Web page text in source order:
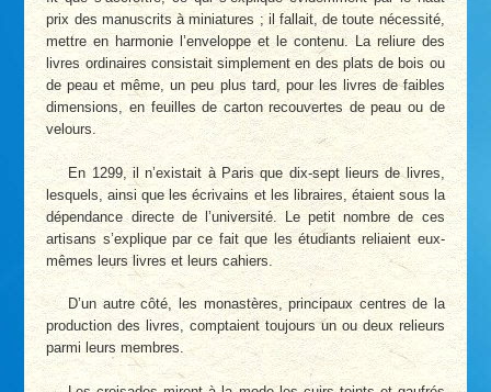
prix des manuscrits à miniatures ; il fallait, de toute nécessité,
mettre en harmonie l’enveloppe et le contenu. La reliure des
livres ordinaires consistait simplement en des plats de bois ou
de peau et même, un peu plus tard, pour les livres de faibles
dimensions, en feuilles de carton recouvertes de peau ou de
velours.
En 1299, il n’existait à Paris que dix-sept lieurs de livres,
lesquels, ainsi que les écrivains et les libraires, étaient sous la
dépendance directe de l’université. Le petit nombre de ces
artisans s’explique par ce fait que les étudiants reliaient eux-
mêmes leurs livres et leurs cahiers.
D’un autre côté, les monastères, principaux centres de la
production des livres, comptaient toujours un ou deux relieurs
parmi leurs membres.